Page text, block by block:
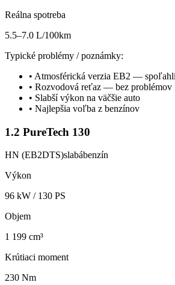
Reálna spotreba
5.5–7.0 L/100km
Typické problémy / poznámky:
• Atmosférická verzia EB2 —
• Rozvodová reťaz — bez problémov
• Slabší výkon na väčšie auto
• Najlepšia voľba z benzínov
1.2 PureTech 130
HN (EB2DTS)slabábenzín
Výkon
96 kW / 130 PS
Objem
1 199 cm³
Krútiaci moment
230 Nm